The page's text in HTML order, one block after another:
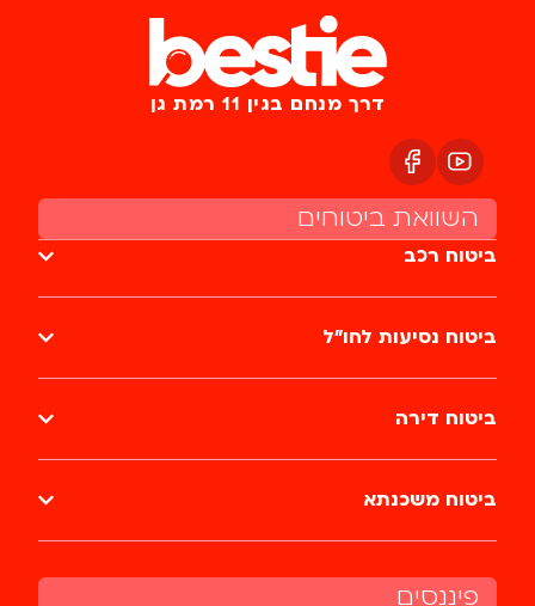
פיננסים
דרך מנחם בגין 11 רמת גן
השוואת ביטוחים
ביטוח רכב
ביטוח נסיעות לחו״ל
ביטוח דירה
ביטוח משכנתא